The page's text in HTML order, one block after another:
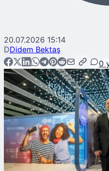
20.07.2026 15:14
DDidem Bektaş
0